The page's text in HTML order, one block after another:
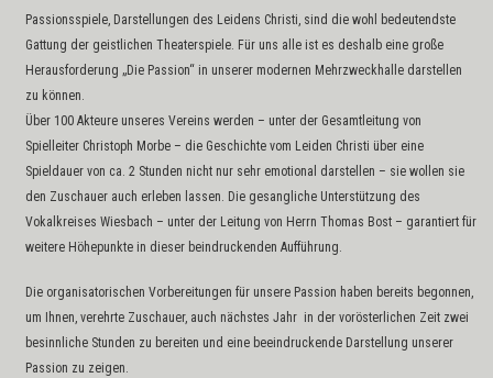
Passionsspiele, Darstellungen des Leidens Christi, sind die wohl bedeutendste
Gattung der geistlichen Theaterspiele. Für uns alle ist es deshalb eine große
Herausforderung „Die Passion“ in unserer modernen Mehrzweckhalle darstellen
zu können.
Über 100 Akteure unseres Vereins werden – unter der Gesamtleitung von
Spielleiter Christoph Morbe – die Geschichte vom Leiden Christi über eine
Spieldauer von ca. 2 Stunden nicht nur sehr emotional darstellen – sie wollen sie
den Zuschauer auch erleben lassen. Die gesangliche Unterstützung des
Vokalkreises Wiesbach – unter der Leitung von Herrn Thomas Bost – garantiert für
weitere Höhepunkte in dieser beindruckenden Aufführung.
Die organisatorischen Vorbereitungen für unsere Passion haben bereits begonnen,
um Ihnen, verehrte Zuschauer, auch nächstes Jahr in der vorösterlichen Zeit zwei
besinnliche Stunden zu bereiten und eine beeindruckende Darstellung unserer
Passion zu zeigen.